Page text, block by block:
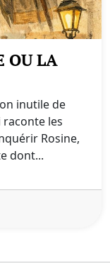
OU LA
inutile de
les
Rosine,
dont...